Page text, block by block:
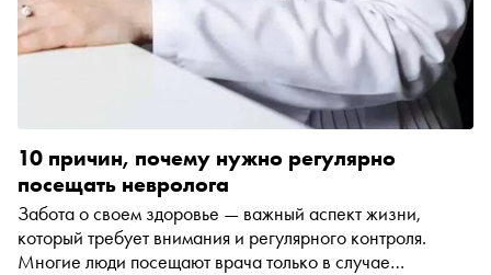
10 причин, почему нужно регулярно
посещать невролога
Забота о своем здоровье — важный аспект жизни,
который требует внимания и регулярного контроля.
Многие люди посещают врача только в случае